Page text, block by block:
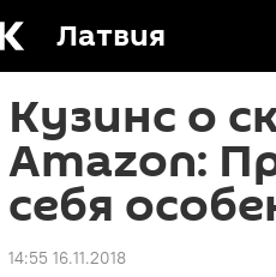
Латвия
Кузинс о
Amazon:
себя
14:55 16.11.2018